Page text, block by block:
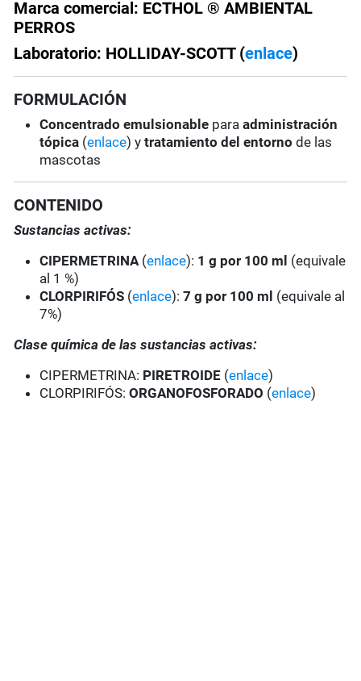
Marca comercial: ECTHOL ® AMBIENTAL
PERROS
Laboratorio: HOLLIDAY-SCOTT (enlace)
FORMULACIÓN
Concentrado emulsionable paraadministración
tópica (enlace) ytratamiento del entorno de las
mascotas
CONTENIDO
Sustancias activas:
CIPERMETRINA (enlace): 1 g por 100 ml (equivale
al 1 %)
CLORPIRIFÓS (enlace):7 g por 100 ml (equivale al
7%)
Clase química de las sustancias activas:
CIPERMETRINA: PIRETROIDE (enlace)
CLORPIRIFÓS:ORGANOFOSFORADO (enlace)